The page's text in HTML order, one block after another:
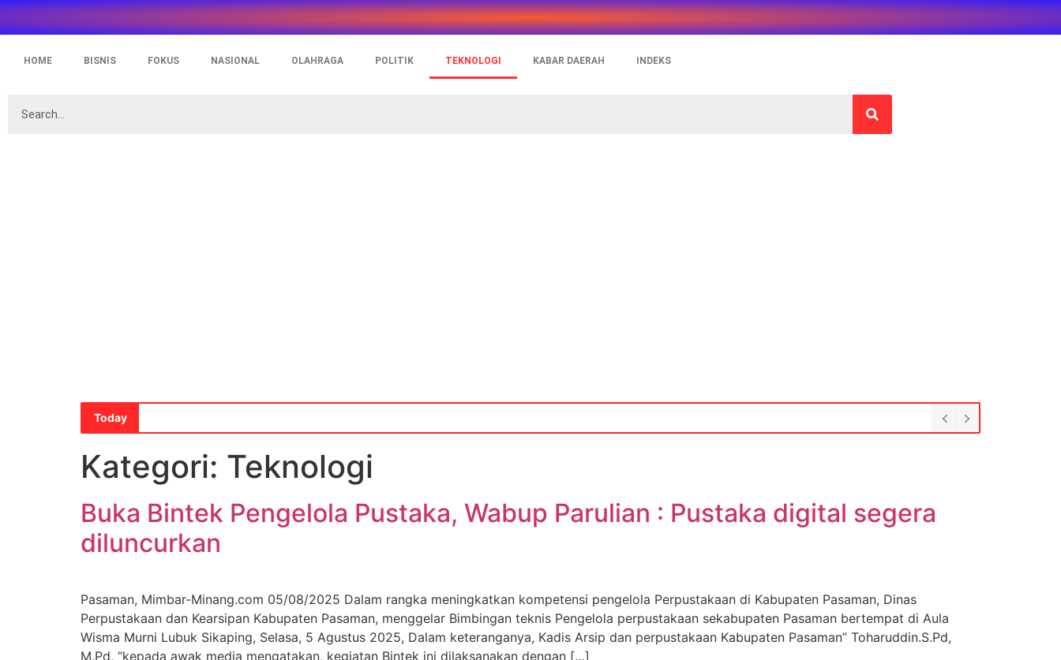
HOME BISNIS FOKUS NASIONAL OLAHRAGA POLITIK TEKNOLOGI KABAR DAERAH INDEKS
Today
Kategori: Teknologi
Buka Bintek Pengelola Pustaka, Wabup Parulian : Pustaka digital segera
diluncurkan
Pasaman, Mimbar-Minang.com 05/08/2025 Dalam rangka meningkatkan kompetensi pengelola Perpustakaan di Kabupaten Pasaman, Dinas
Perpustakaan dan Kearsipan Kabupaten Pasaman, menggelar Bimbingan teknis Pengelola perpustakaan sekabupaten Pasaman bertempat di Aula
Wisma Murni Lubuk Sikaping, Selasa, 5 Agustus 2025, Dalam keteranganya, Kadis Arsip dan perpustakaan Kabupaten Pasaman” Toharuddin.S.Pd,
M.Pd, “kepada awak media mengatakan, kegiatan Bintek ini dilaksanakan dengan […]